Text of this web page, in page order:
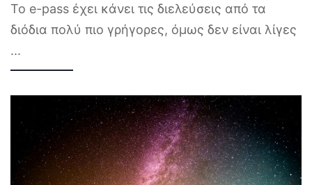
Το e-pass έχει κάνει τις διελεύσεις από τα
διόδια πολύ πιο γρήγορες, όμως δεν είναι λίγες
...